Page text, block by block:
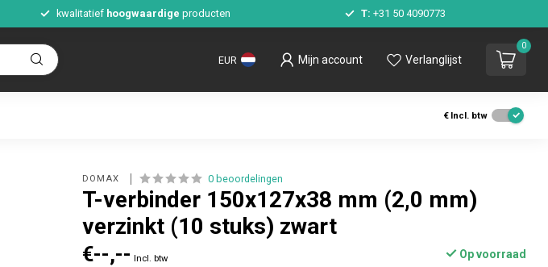
kwalitatief hoogwaardige producten T: +31 50 4090773
EUR Mijn account Verlanglijst
0
€ Incl. btw
DOMAX 0 beoordelingen
T-verbinder 150x127x38 mm (2,0 mm)
verzinkt (10 stuks) zwart
€--,-- Incl. btw Op voorraad